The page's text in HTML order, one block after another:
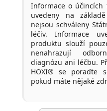
Informace o účincích
uvedeny na
nejsou schváleny
léčiv. Informace
produktu slouží
nenahrazují
diagnózu ani léčbu.
HOXI® se poraďte
pokud máte nějaké